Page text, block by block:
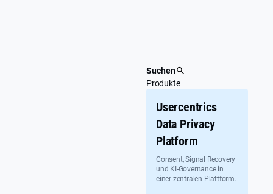
Suchen
Produkte
Usercentrics
Data Privacy
Platform
Consent, Signal Recovery
und KI-Governance in
einer zentralen Plattform.